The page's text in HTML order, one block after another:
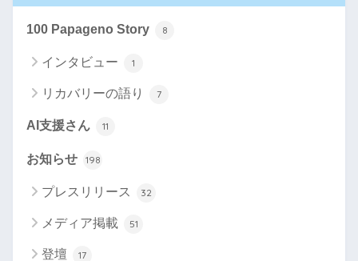
100 Papageno Story 8
インタビュー 1
リカバリーの語り 7
AI支援さん 11
お知らせ 198
プレスリリース 32
メディア掲載 51
登壇 17